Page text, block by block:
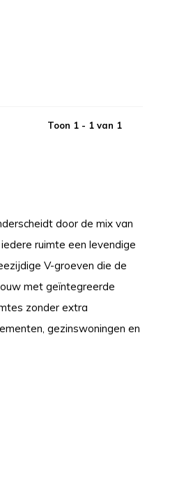
Toon 1 - 1 van 1
door de mix van
ruimte een levendige
V-groeven die de
met geïntegreerde
zonder extra
gezinswoningen en